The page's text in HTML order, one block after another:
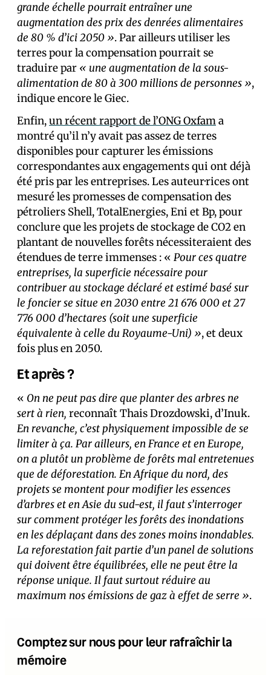
grande échelle pourrait entraîner une
augmentation des prix des denrées alimentaires
de 80 % d’ici 2050 ». Par ailleurs utiliser les
terres pour la compensation pourrait se
traduire par « une augmentation de la sous-
alimentation de 80 à 300 millions de personnes »,
indique encore le Giec.
Enfin,un récent rapport de l’ONG Oxfama
montré qu’il n’y avait pas assez de terres
disponibles pour capturer les émissions
correspondantes aux engagements qui ont déjà
été pris par les entreprises. Les auteur·rices ont
mesuré les promesses de compensation des
pétroliers Shell, TotalEnergies, Eni et Bp, pour
conclure que les projets de stockage de CO2 en
plantant de nouvelles forêts nécessiteraient des
étendues de terre immenses : « Pour ces quatre
entreprises, la superficie nécessaire pour
contribuer au stockage déclaré et estimé basé sur
le foncier se situe en 2030 entre 21 676 000 et 27
776 000 d’hectares (soit une superficie
équivalente à celle du Royaume-Uni) », et deux
fois plus en 2050.
Et après ?
« On ne peut pas dire que planter des arbres ne
sert à rien, reconnaît Thais Drozdowski, d’Inuk.
En revanche, c’est physiquement impossible de se
limiter à ça. Par ailleurs, en France et en Europe,
on a plutôt un problème de forêts mal entretenues
que de déforestation. En Afrique du nord, des
projets se montent pour modifier les essences
d’arbres et en Asie du sud-est, il faut s’interroger
sur comment protéger les forêts des inondations
en les déplaçant dans des zones moins inondables.
La reforestation fait partie d’un panel de solutions
qui doivent être équilibrées, elle ne peut être la
réponse unique. Il faut surtout réduire au
maximum nos émissions de gaz à effet de serre ».
Comptez sur nous pour leur rafraîchir la
mémoire